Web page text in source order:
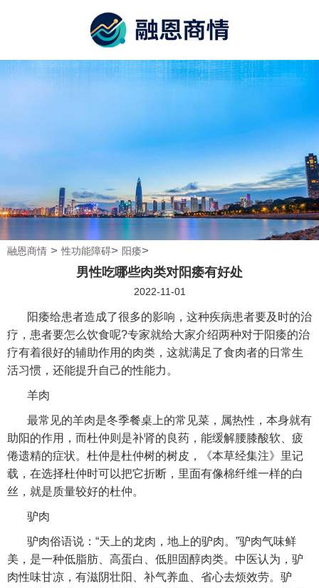
融恩商情 >性功能障碍> 阳痿>
男性吃哪些肉类对阳痿有好处
2022-11-01
阳痿给患者造成了很多的影响，这种疾病患者要及时的治
疗，患者要怎么饮食呢?专家就给大家介绍两种对于阳痿的治
疗有着很好的辅助作用的肉类，这就满足了食肉者的日常生
活习惯，还能提升自己的性能力。
羊肉
最常见的羊肉是冬季餐桌上的常见菜，属热性，本身就有
助阳的作用，而杜仲则是补肾的良药，能缓解腰膝酸软、疲
倦遗精的症状。杜仲是杜仲树的树皮，《本草经集注》里记
载，在选择杜仲时可以把它折断，里面有像棉纤维一样的白
丝，就是质量较好的杜仲。
驴肉
驴肉俗语说：“天上的龙肉，地上的驴肉。”驴肉气味鲜
美，是一种低脂肪、高蛋白、低胆固醇肉类。中医认为，驴
肉性味甘凉，有滋阴壮阳、补气养血、省心去烦效劳。驴